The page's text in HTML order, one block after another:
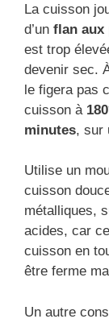
La cuisson
d’un flan aux
est trop
devenir sec.
le figera pas
cuisson à
minutes, sur
Utilise un
cuisson
métalliques,
acides, car
cuisson en
être ferme
Un autre